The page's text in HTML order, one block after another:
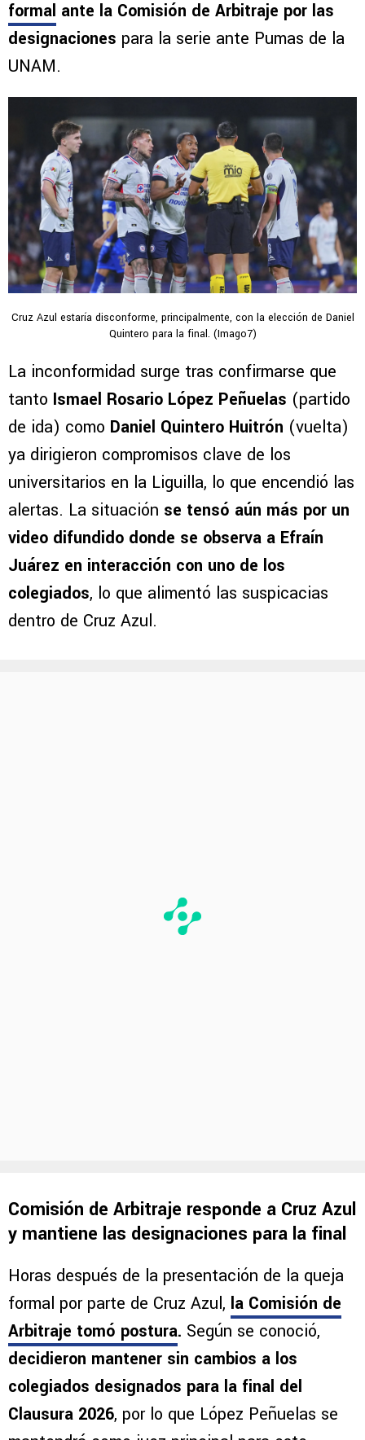
formal ante la Comisión de Arbitraje por las
designaciones para la serie ante Pumas de la
UNAM.
Cruz Azul estaría disconforme, principalmente, con la elección de Daniel
Quintero para la final. (Imago7)
La inconformidad surge tras confirmarse que
tanto Ismael Rosario López Peñuelas (partido
de ida) como Daniel Quintero Huitrón (vuelta)
ya dirigieron compromisos clave de los
universitarios en la Liguilla, lo que encendió las
alertas. La situación se tensó aún más por un
video difundido donde se observa a Efraín
Juárez en interacción con uno de los
colegiados, lo que alimentó las suspicacias
dentro de Cruz Azul.
Comisión de Arbitraje responde a Cruz Azul
y mantiene las designaciones para la final
Horas después de la presentación de la queja
formal por parte de Cruz Azul, la Comisión de
Arbitraje tomó postura. Según se conoció,
decidieron mantener sin cambios a los
colegiados designados para la final del
Clausura 2026, por lo que López Peñuelas se